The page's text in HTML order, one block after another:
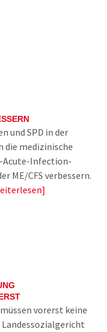
und SPD in der
die medizinische
Acute-Infection-
ME/CFS verbessern.
vorerst keine